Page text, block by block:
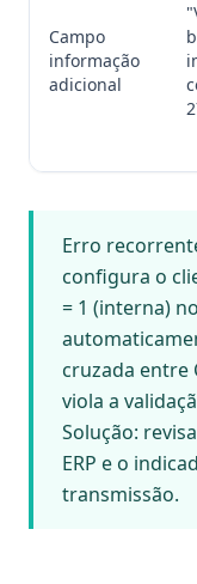
Campo
informação
adicional
Erro
configura o
= 1 (interna)
cruzada entre
viola a
Solução:
ERP e o
transmissão.